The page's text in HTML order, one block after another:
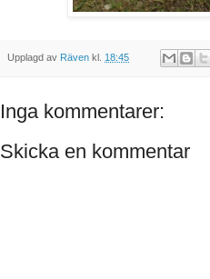
Upplagd av Räven kl. 18:45
Inga kommentarer:
Skicka en kommentar